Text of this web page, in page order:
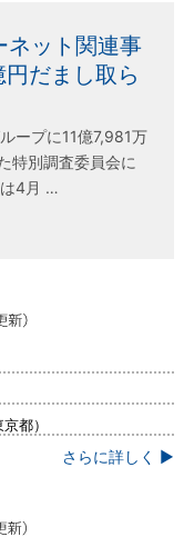
ネット関連事
だまし取ら
ープに11億7,981万
特別調査委員会に
4月 …
都）
さらに詳しく ▶